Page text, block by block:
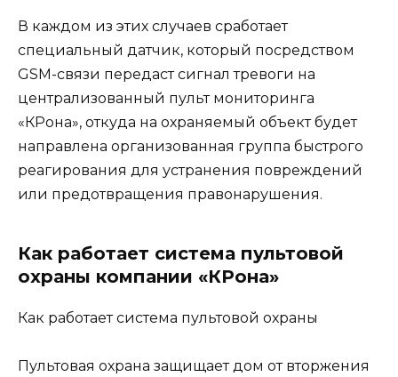
В каждом из этих случаев сработает
специальный датчик, который посредством
GSM-связи передаст сигнал тревоги на
централизованный пульт мониторинга
«КРона», откуда на охраняемый объект будет
направлена организованная группа быстрого
реагирования для устранения повреждений
или предотвращения правонарушения.
Как работает система пультовой
охраны компании «КРона»
Как работает система пультовой охраны
Пультовая охрана защищает дом от вторжения